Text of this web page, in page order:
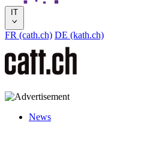
IT
FR (cath.ch) DE (kath.ch)
News